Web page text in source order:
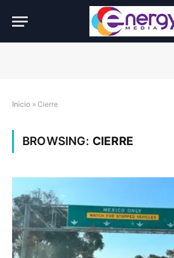
Inicio » Cierre
BROWSING: CIERRE